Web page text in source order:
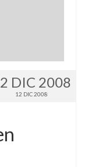
DIC 2008
12 DIC 2008